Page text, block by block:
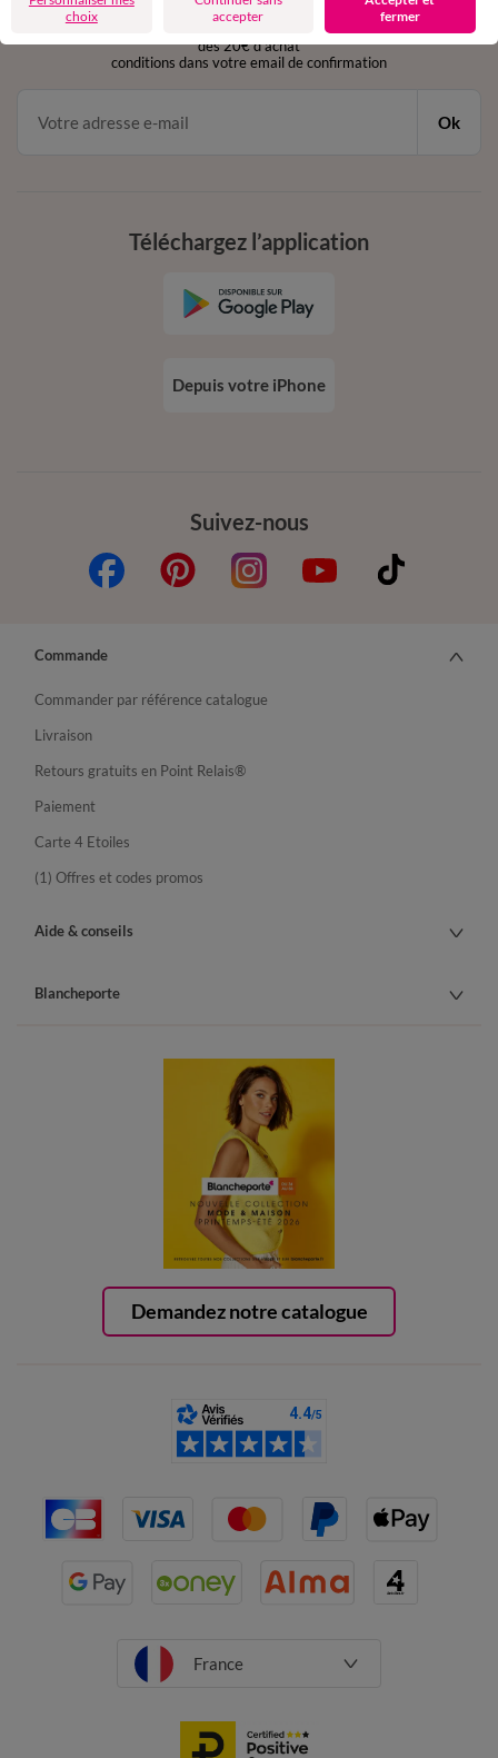
en vous inscrivant à la newsletter
dès 20€ d’achat
conditions dans votre email de confirmation
Ok
Suivez-nous
Téléchargez l’application
Depuis votre iPhone
Demandez notre catalogue
Commande
Commander par référence catalogue
Livraison
Retours gratuits en Point Relais®
Paiement
Carte 4 Etoiles
(1) Offres et codes promos
Aide & conseils
Blancheporte
France
choix
accepter
fermer